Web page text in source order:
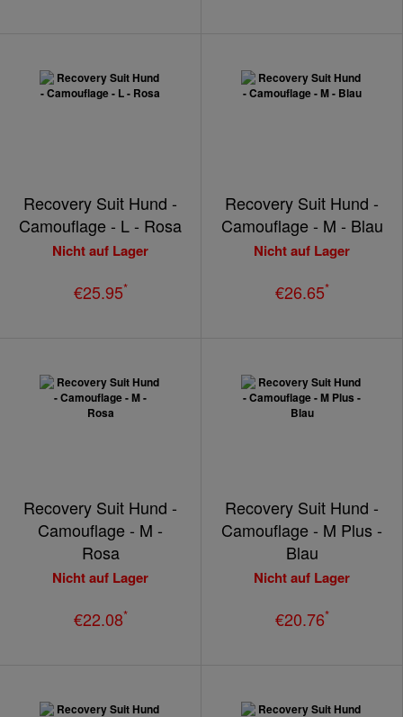
Recovery Suit Hund -
Camouflage - L - Rosa
Nicht auf Lager
€25.95*
Recovery Suit Hund -
Camouflage - M - Blau
Nicht auf Lager
€26.65*
Recovery Suit Hund -
Camouflage - M -
Rosa
Nicht auf Lager
€22.08*
Recovery Suit Hund -
Camouflage - M Plus -
Blau
Nicht auf Lager
€20.76*